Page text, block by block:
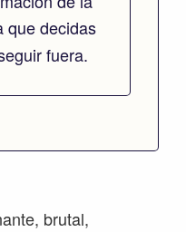
que decidas
fuera.
brutal,